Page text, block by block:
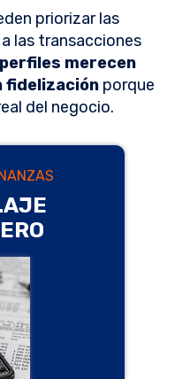
priorizar las
las transacciones
merecen
fidelización porque
del negocio.